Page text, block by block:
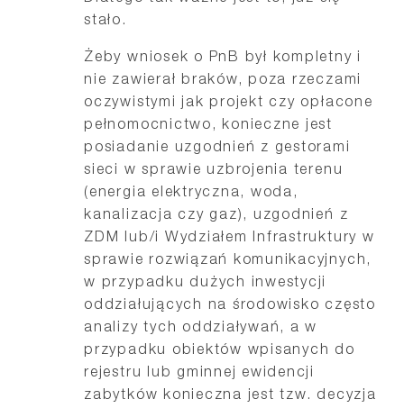
stało.
Żeby wniosek o PnB był kompletny i
nie zawierał braków, poza rzeczami
oczywistymi jak projekt czy opłacone
pełnomocnictwo, konieczne jest
posiadanie uzgodnień z gestorami
sieci w sprawie uzbrojenia terenu
(energia elektryczna, woda,
kanalizacja czy gaz), uzgodnień z
ZDM lub/i Wydziałem Infrastruktury w
sprawie rozwiązań komunikacyjnych,
w przypadku dużych inwestycji
oddziałujących na środowisko często
analizy tych oddziaływań, a w
przypadku obiektów wpisanych do
rejestru lub gminnej ewidencji
zabytków konieczna jest tzw. decyzja